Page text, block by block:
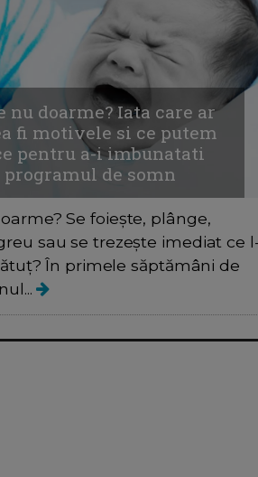
nu doarme? Iata care ar
fi motivele si ce putem
pentru a-i imbunatati
programul de somn
Se foiește, plânge,
sau se trezește imediat ce
În primele săptămâni de